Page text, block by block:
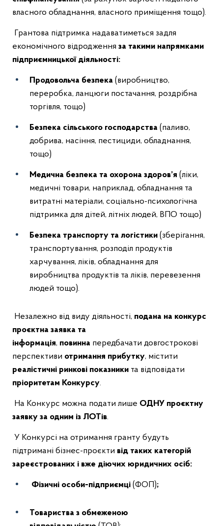
власного обладнання, власного приміщення тощо).
Грантова підтримка надаватиметься задля
економічного відродження за такими напрямками
підприємницької діяльності:
Продовольча безпека (виробництво,
переробка, ланцюги постачання, роздрібна
торгівля, тощо)
Безпека сільського господарства (паливо,
добрива, насіння, пестициди, обладнання,
тощо)
Медична безпека та охорона здоров’я (ліки,
медичні товари, наприклад, обладнання та
витратні матеріали, соціально-психологічна
підтримка для дітей, літніх людей, ВПО тощо)
Безпека транспорту та логістики (зберігання,
транспортування, розподіл продуктів
харчування, ліків, обладнання для
виробництва продуктів та ліків, перевезення
людей тощо).
Незалежно від виду діяльності, подана на конкурс
проєктна заявка та
інформація, повинна передбачати довгострокові
перспективи отримання прибутку, містити
реалістичні ринкові показники та відповідати
пріоритетам Конкурсу.
На Конкурс можна подати лише ОДНУ проєктну
заявку за одним із ЛОТів.
У Конкурсі на отримання гранту будуть
підтримані бізнес-проєкти від таких категорій
зареєстрованих і вже діючих юридичних осіб:
Фізичні особи-підприємці (ФОП);
Товариства з обмеженою